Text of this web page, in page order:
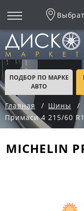
ПОДБОР ПО МАРКЕ
АВТО
Главная Шины
Примаси 4 215/60
MICHELIN